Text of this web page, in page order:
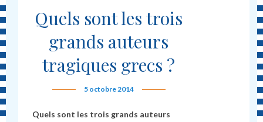
Quels sont les trois
grands auteurs
tragiques grecs ?
5 octobre 2014
Quels sont les trois grands auteurs